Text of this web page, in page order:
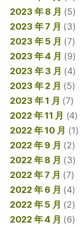
2023 年 8 月 (5)
2023 年 7 月 (3)
2023 年 5 月 (7)
2023 年 4 月 (9)
2023 年 3 月 (4)
2023 年 2 月 (5)
2023 年 1 月 (7)
2022 年 11 月 (4)
2022 年 10 月 (1)
2022 年 9 月 (2)
2022 年 8 月 (3)
2022 年 7 月 (7)
2022 年 6 月 (4)
2022 年 5 月 (2)
2022 年 4 月 (6)